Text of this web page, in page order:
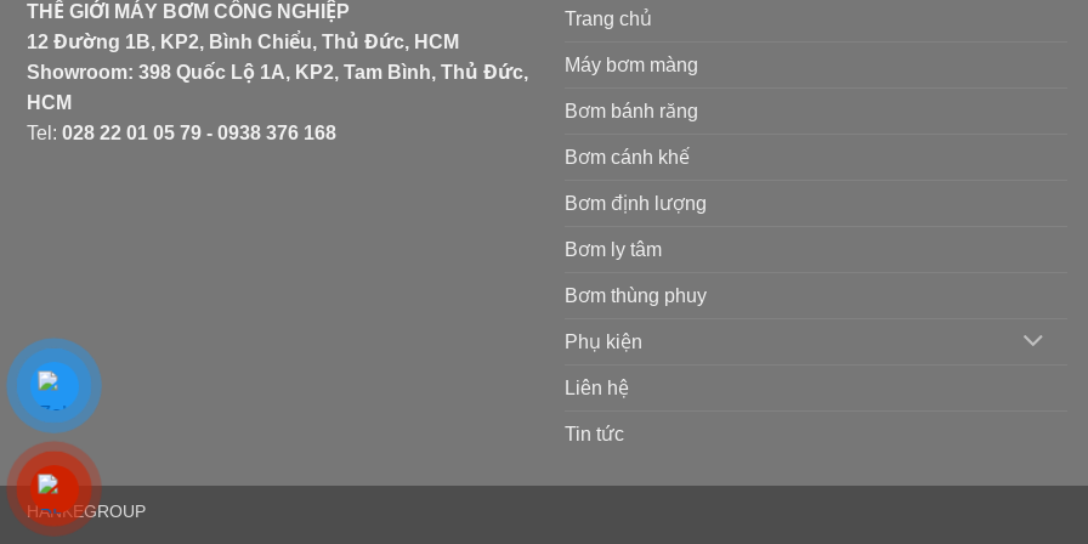
THẾ GIỚI MÁY BƠM CÔNG NGHIỆP
12 Đường 1B, KP2, Bình Chiểu, Thủ Đức, HCM
Showroom: 398 Quốc Lộ 1A, KP2, Tam Bình, Thủ Đức,
HCM
Tel: 028 22 01 05 79 - 0938 376 168
Trang chủ
Máy bơm màng
Bơm bánh răng
Bơm cánh khế
Bơm định lượng
Bơm ly tâm
Bơm thùng phuy
Phụ kiện
Liên hệ
Tin tức
HANKEGROUP